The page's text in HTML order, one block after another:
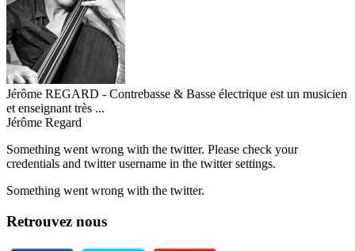
Jérôme REGARD - Contrebasse & Basse électrique est un musicien
et enseignant très ...
Jérôme Regard
Something went wrong with the twitter. Please check your
credentials and twitter username in the twitter settings.
Something went wrong with the twitter.
Retrouvez nous